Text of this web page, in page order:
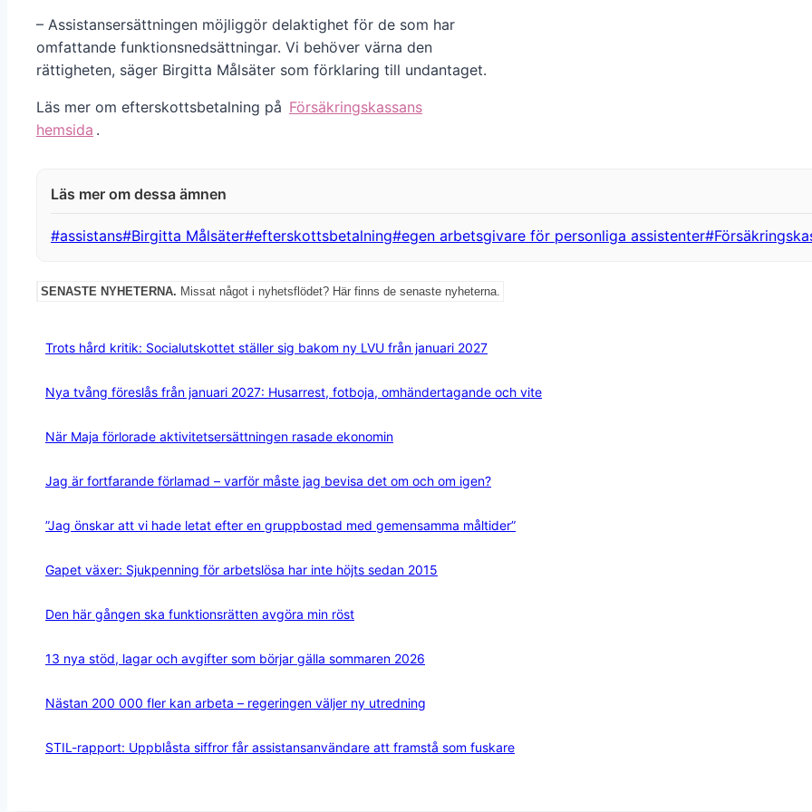
– Assistansersättningen möjliggör delaktighet för de som har
omfattande funktionsnedsättningar. Vi behöver värna den
rättigheten, säger Birgitta Målsäter som förklaring till undantaget.
Läs mer om efterskottsbetalning på Försäkringskassans
hemsida .
Post
#assistans#Birgitta Målsäter#efterskottsbetalning#egen arbetsgivare för personliga assistenter#
SENASTE NYHETERNA. Missat något i nyhetsflödet? Här finns de senaste nyheterna.
Trots hård kritik: Socialutskottet ställer sig bakom ny LVU från januari 2027
Nya tvång föreslås från januari 2027: Husarrest, fotboja, omhändertagande och vite
När Maja förlorade aktivitetsersättningen rasade ekonomin
Jag är fortfarande förlamad – varför måste jag bevisa det om och om igen?
”Jag önskar att vi hade letat efter en gruppbostad med gemensamma måltider”
Gapet växer: Sjukpenning för arbetslösa har inte höjts sedan 2015
Den här gången ska funktionsrätten avgöra min röst
13 nya stöd, lagar och avgifter som börjar gälla sommaren 2026
Nästan 200 000 fler kan arbeta – regeringen väljer ny utredning
STIL-rapport: Uppblåsta siffror får assistansanvändare att framstå som fuskare